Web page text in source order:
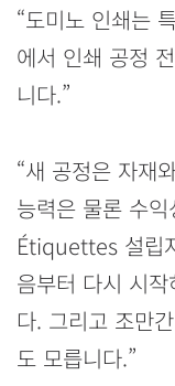
“도미노 인쇄는
에서 인쇄 공정
니다.”
“새 공정은 자재
능력은 물론 수
Étiquettes 설립
음부터 다시 시
다. 그리고 조만
도 모릅니다.”